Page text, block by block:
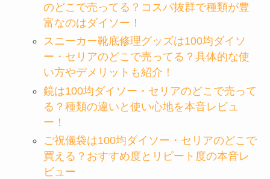
のどこで売ってる？コスパ抜群で種類が豊
富なのはダイソー！
スニーカー靴底修理グッズは100均ダイソ
ー・セリアのどこで売ってる？具体的な使
い方やデメリットも紹介！
鏡は100均ダイソー・セリアのどこで売って
る？種類の違いと使い心地を本音レビュ
ー！
ご祝儀袋は100均ダイソー・セリアのどこで
買える？おすすめ度とリピート度の本音レ
ビュー